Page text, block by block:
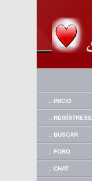
:: INICIO
:: REGÍSTRESE
:: BUSCAR
:: FORO
:: CHAT